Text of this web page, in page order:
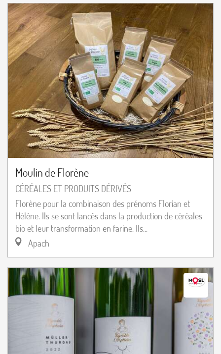
Moulin de Florène
CÉRÉALES ET PRODUITS DÉRIVÉS
Florène pour la combinaison des prénoms Florian et
Hélène. Ils se sont lancés dans la production de céréales
bio et leur transformation en farine. Ils...
Apach